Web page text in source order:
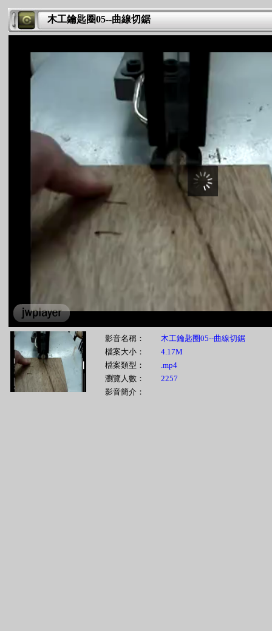
木工鑰匙圈05--曲線切鋸
影音名稱：
木工鑰匙圈05--曲線切鋸
檔案大小：
4.17M
檔案類型：
.mp4
瀏覽人數：
2257
影音簡介：